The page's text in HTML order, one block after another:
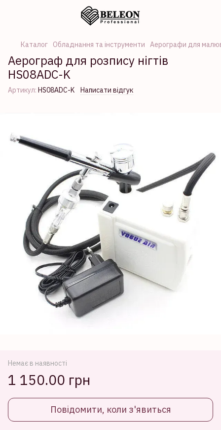
Каталог Обладнання та інструменти Аерографи для
Аерограф для розпису нігтів
HS08ADC-K
Артикул: HS08ADC-K Написати відгук
Немає в наявності
1 150.00 грн
Повідомити, коли з'явиться